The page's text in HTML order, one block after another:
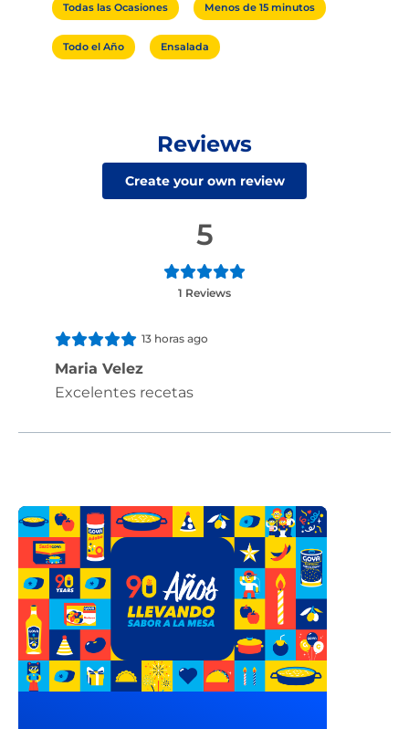
Todas las Ocasiones Menos de 15 minutos
Todo el Año Ensalada
Reviews
Create your own review
5
1 Reviews
13 horas ago
Maria Velez
Excelentes recetas